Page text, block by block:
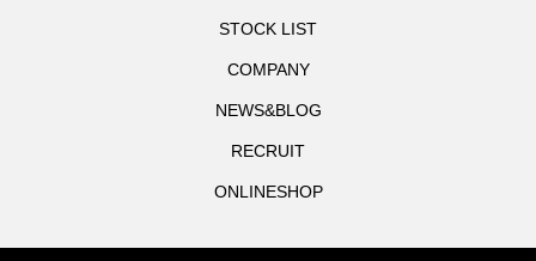
STOCK LIST
COMPANY
NEWS&BLOG
RECRUIT
ONLINESHOP